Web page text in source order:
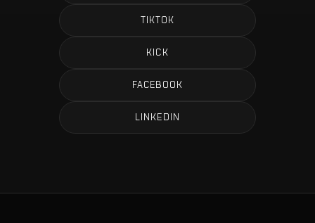
TIKTOK
KICK
FACEBOOK
LINKEDIN